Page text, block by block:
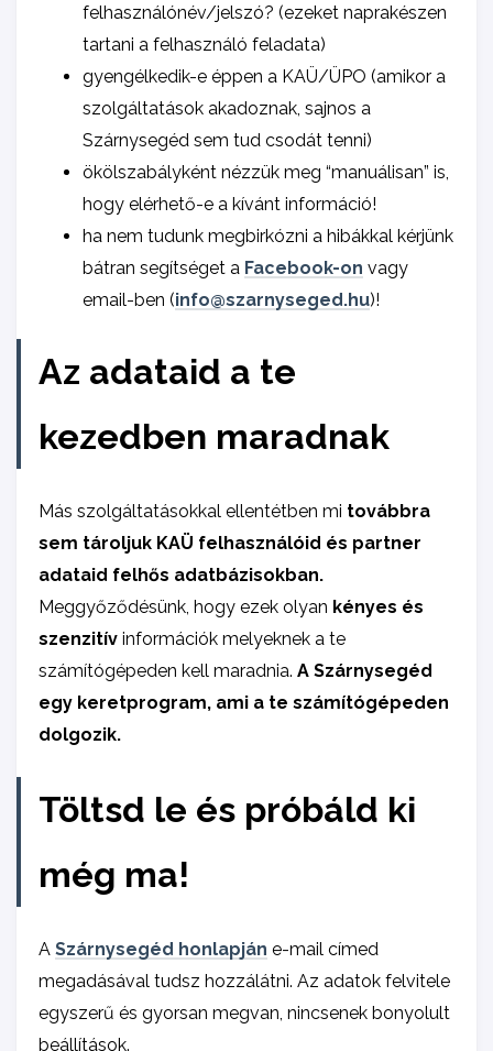
felhasználónév/jelszó? (ezeket naprakészen
tartani a felhasználó feladata)
gyengélkedik-e éppen a KAÜ/ÜPO (amikor a
szolgáltatások akadoznak, sajnos a
Szárnysegéd sem tud csodát tenni)
ökölszabályként nézzük meg “manuálisan” is,
hogy elérhető-e a kívánt információ!
ha nem tudunk megbirkózni a hibákkal kérjünk
bátran segítséget a Facebook-on vagy
email-ben (info@szarnyseged.hu)!
Az adataid a te
kezedben maradnak
Más szolgáltatásokkal ellentétben mi továbbra
sem tároljuk KAÜ felhasználóid és partner
adataid felhős adatbázisokban.
Meggyőződésünk, hogy ezek olyan kényes és
szenzitív információk melyeknek a te
számítógépeden kell maradnia. A Szárnysegéd
egy keretprogram, ami a te számítógépeden
dolgozik.
Töltsd le és próbáld ki
még ma!
A Szárnysegéd honlapján e-mail címed
megadásával tudsz hozzálátni. Az adatok felvitele
egyszerű és gyorsan megvan, nincsenek bonyolult
beállítások.